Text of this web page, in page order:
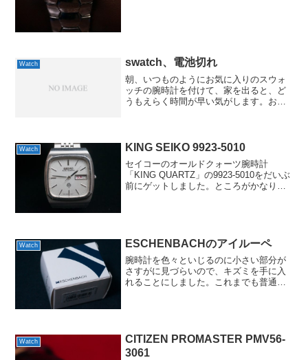
Watch swatch、電池切れ
朝、いつものようにお気に入りのスウォ
ッチの腕時計を付けて、家を出ると、ど
うもえらく時間が早い気がします。おか
ので、今まで気づかなか...
Watch KING SEIKO 9923-5010
セイコーのオールドクォーツ腕時計
「KING QUARTZ」の9923-5010をだいぶ
前にゲットしました。ところがかなりの
Watch ESCHENBACHのアイルーペ
腕時計を色々といじるのに小さい部分が
さすがに見づらいので、キズミを手に入
れることにしました。これまでも普通の
Watch
CITIZEN PROMASTER PMV56-
3061